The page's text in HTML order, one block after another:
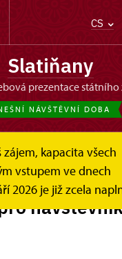
CS
Slatiňany
prezentace státního
NÁVŠTĚVNÍ DOBA
zájem, kapacita všech
vstupem ve dnech
2026 je již zcela
pro návštěvníky